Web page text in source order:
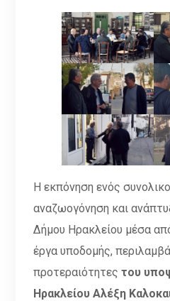
Η εκπόνηση ενός
αναζωογόνηση και
Δήμου Ηρακλείου μέσα
έργα υποδομής,
προτεραιότητεςτου
Ηρακλείου Αλέξη